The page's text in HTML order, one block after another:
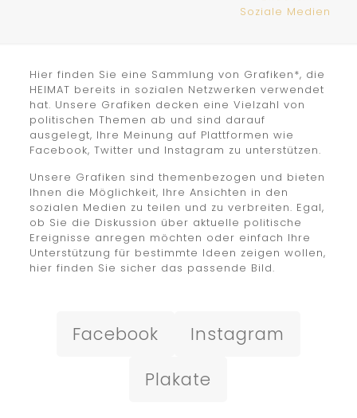
Soziale Medien
Hier finden Sie eine Sammlung von Grafiken*, die
HEIMAT bereits in sozialen Netzwerken verwendet
hat. Unsere Grafiken decken eine Vielzahl von
politischen Themen ab und sind darauf
ausgelegt, Ihre Meinung auf Plattformen wie
Facebook, Twitter und Instagram zu unterstützen.
Unsere Grafiken sind themenbezogen und bieten
Ihnen die Möglichkeit, Ihre Ansichten in den
sozialen Medien zu teilen und zu verbreiten. Egal,
ob Sie die Diskussion über aktuelle politische
Ereignisse anregen möchten oder einfach Ihre
Unterstützung für bestimmte Ideen zeigen wollen,
hier finden Sie sicher das passende Bild.
Facebook
Instagram
Plakate